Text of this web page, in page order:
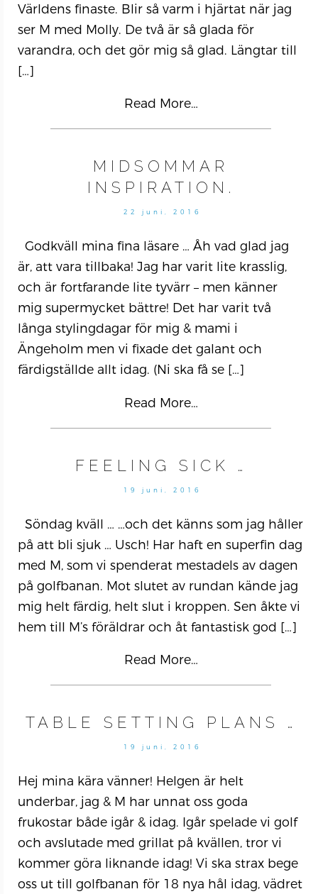
Världens finaste. Blir så varm i hjärtat när jag
ser M med Molly. De två är så glada för
varandra, och det gör mig så glad. Längtar till
[…]
Read More…
MIDSOMMAR
INSPIRATION.
22 juni, 2016
Godkväll mina fina läsare … Åh vad glad jag
är, att vara tillbaka! Jag har varit lite krasslig,
och är fortfarande lite tyvärr – men känner
mig supermycket bättre! Det har varit två
långa stylingdagar för mig & mami i
Ängeholm men vi fixade det galant och
färdigställde allt idag. (Ni ska få se […]
Read More…
FEELING SICK …
19 juni, 2016
Söndag kväll … …och det känns som jag håller
på att bli sjuk … Usch! Har haft en superfin dag
med M, som vi spenderat mestadels av dagen
på golfbanan. Mot slutet av rundan kände jag
mig helt färdig, helt slut i kroppen. Sen åkte vi
hem till M’s föräldrar och åt fantastisk god […]
Read More…
TABLE SETTING PLANS …
19 juni, 2016
Hej mina kära vänner! Helgen är helt
underbar, jag & M har unnat oss goda
frukostar både igår & idag. Igår spelade vi golf
och avslutade med grillat på kvällen, tror vi
kommer göra liknande idag! Vi ska strax bege
oss ut till golfbanan för 18 nya hål idag, vädret